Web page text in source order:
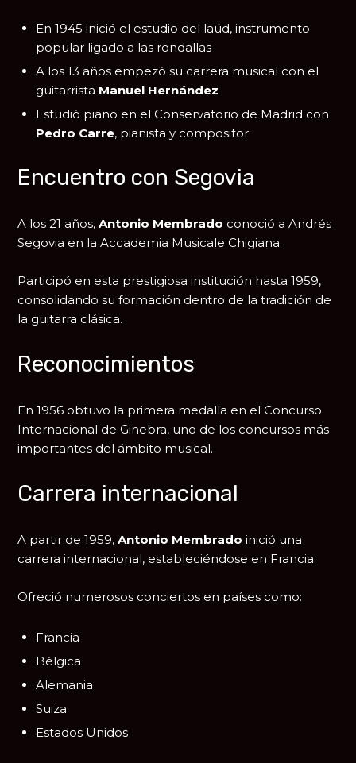
En 1945 inició el estudio del laúd, instrumento
popular ligado a las rondallas
A los 13 años empezó su carrera musical con el
guitarrista Manuel Hernández
Estudió piano en elConservatorio de Madrid con
Pedro Carre, pianista y compositor
Encuentro con Segovia
A los 21 años,Antonio Membrado conoció aAndrés
Segovia en laAccademia Musicale Chigiana.
Participó en esta prestigiosa institución hasta 1959,
consolidando su formación dentro de la tradición de
la guitarra clásica.
Reconocimientos
En 1956 obtuvo la primera medalla en elConcurso
Internacional de Ginebra, uno de los concursos más
importantes del ámbito musical.
Carrera internacional
A partir de 1959,Antonio Membrado inició una
carrera internacional, estableciéndose en Francia.
Ofreció numerosos conciertos en países como:
Francia
Bélgica
Alemania
Suiza
Estados Unidos